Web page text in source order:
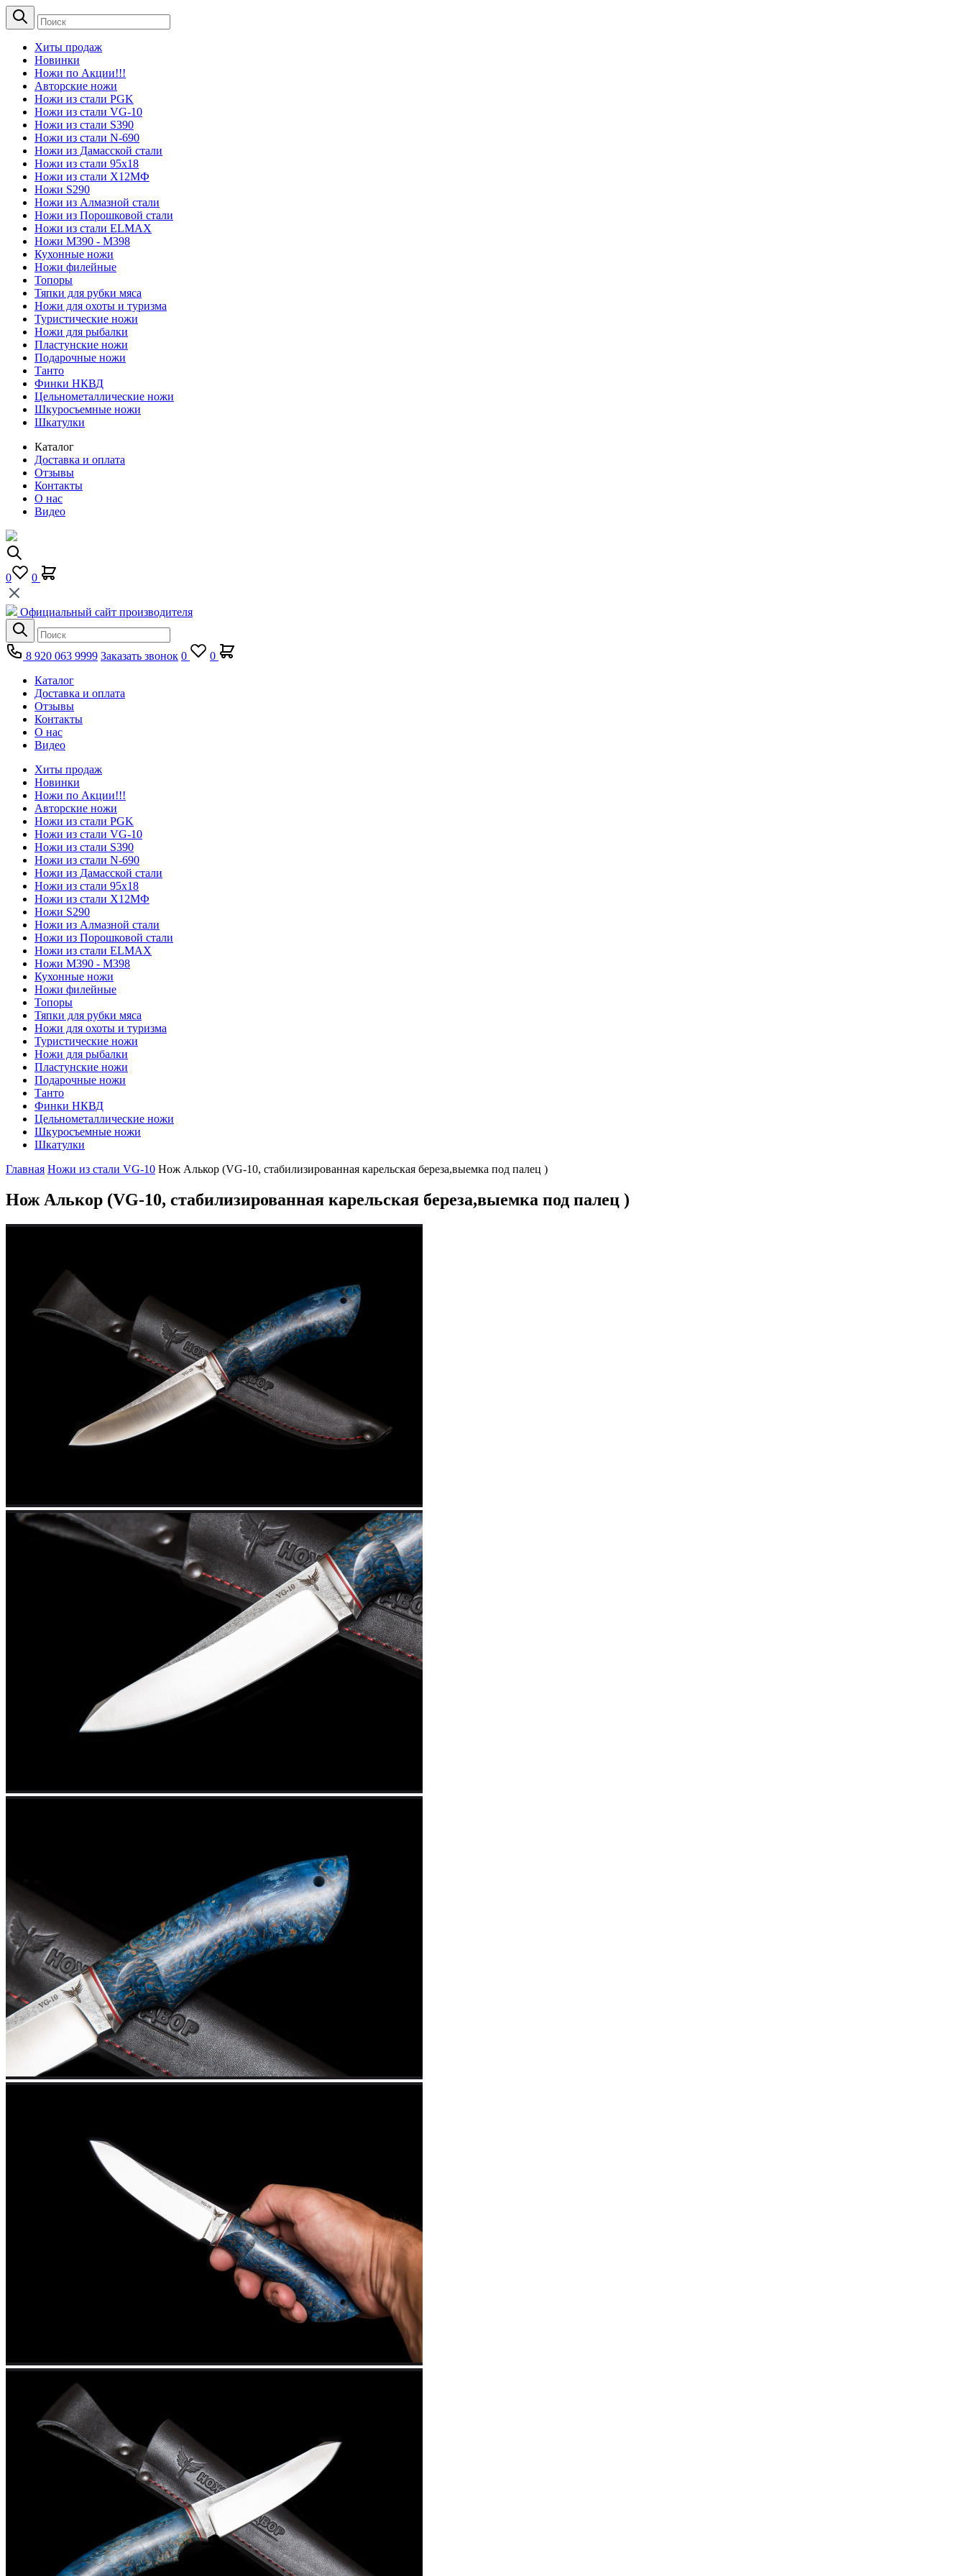
Хиты продаж
Новинки
Ножи по Акции!!!
Авторские ножи
Ножи из стали PGK
Ножи из стали VG-10
Ножи из стали S390
Ножи из стали N-690
Ножи из Дамасской стали
Ножи из стали 95х18
Ножи из стали Х12МФ
Ножи S290
Ножи из Алмазной стали
Ножи из Порошковой стали
Ножи из стали ELMAX
Ножи М390 - М398
Кухонные ножи
Ножи филейные
Топоры
Тяпки для рубки мяса
Ножи для охоты и туризма
Туристические ножи
Ножи для рыбалки
Пластунские ножи
Подарочные ножи
Танто
Финки НКВД
Цельнометаллические ножи
Шкуросъемные ножи
Шкатулки
Каталог
Доставка и оплата
Отзывы
Контакты
О нас
Видео
0 0
Официальный сайт производителя
8 920 063 9999 Заказать звонок 0
0
Каталог
Доставка и оплата
Отзывы
Контакты
О нас
Видео
Хиты продаж
Новинки
Ножи по Акции!!!
Авторские ножи
Ножи из стали PGK
Ножи из стали VG-10
Ножи из стали S390
Ножи из стали N-690
Ножи из Дамасской стали
Ножи из стали 95х18
Ножи из стали Х12МФ
Ножи S290
Ножи из Алмазной стали
Ножи из Порошковой стали
Ножи из стали ELMAX
Ножи М390 - М398
Кухонные ножи
Ножи филейные
Топоры
Тяпки для рубки мяса
Ножи для охоты и туризма
Туристические ножи
Ножи для рыбалки
Пластунские ножи
Подарочные ножи
Танто
Финки НКВД
Цельнометаллические ножи
Шкуросъемные ножи
Шкатулки
Главная Ножи из стали VG-10 Нож Алькор (VG-10, стабилизированная карельская береза,выемка под палец )
Нож Алькор (VG-10, стабилизированная карельская береза,выемка под палец )